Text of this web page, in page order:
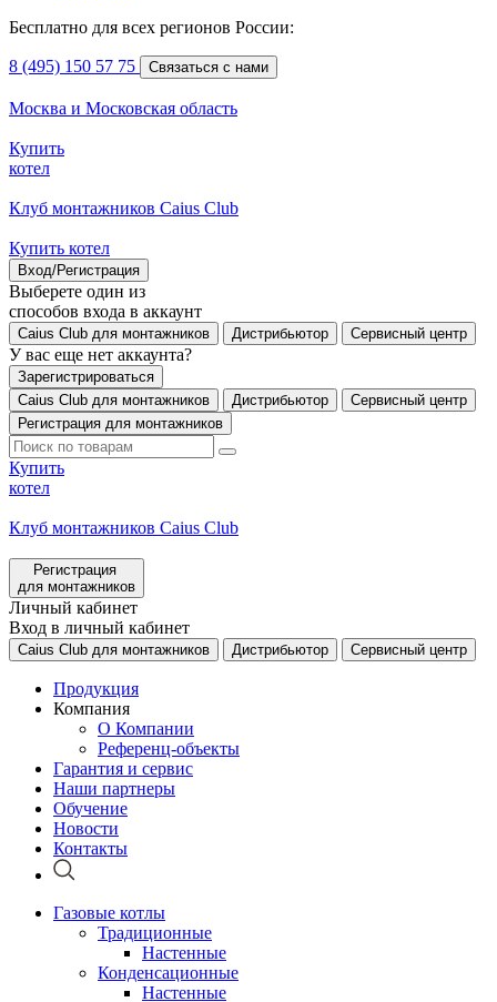
Бесплатно для всех регионов России:
8 (495) 150 57 75 Связаться с нами
Москва и Московская область
Купить
котел
Клуб монтажников Caius Club
Купить котел
Вход/Регистрация
Выберете один из
способов входа в аккаунт
Caius Club для монтажников Дистрибьютор Сервисный центр
У вас еще нет аккаунта?
Зарегистрироваться
Caius Club для монтажников
Дистрибьютор
Сервисный центр
Регистрация для монтажников
Купить
котел
Клуб монтажников Caius Club
Регистрация
для монтажников
Личный кабинет
Вход в личный кабинет
Caius Club для монтажников Дистрибьютор Сервисный центр
Продукция
Компания
О Компании
Референц-объекты
Гарантия и сервис
Наши партнеры
Обучение
Новости
Контакты
Газовые котлы
Традиционные
Настенные
Конденсационные
Настенные